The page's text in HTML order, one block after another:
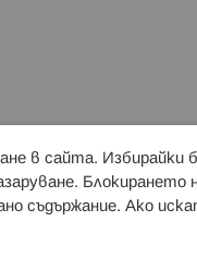
Последвайте ни:
в сайта. Избирайки
Блокирането
съдържание. Ако